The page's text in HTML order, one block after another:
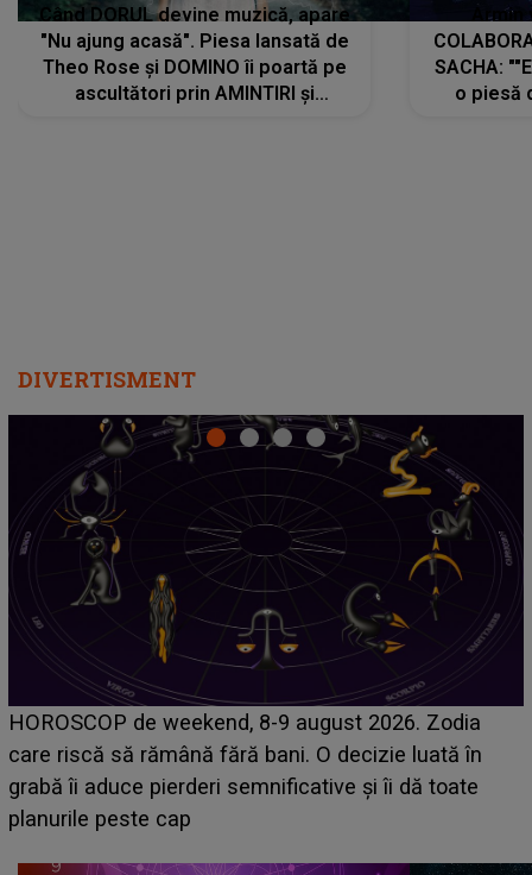
Când DORUL devine muzică, apare
"Nu ajung acasă". Piesa lansată de
Theo Rose și DOMINO îi poartă pe
ascultători prin AMINTIRI și
SACHA:
o piesă
DIVERTISMENT
Emanuel a ținut ACEST DETALIU ASCUNS până
acum! În fața Alexandrei, concurentul din Casa Iubirii
face o MĂRTURISIRE NEAȘTEPTATĂ despre mama
sa: "I-am spus și ei în față, eu nu te iubesc pentru